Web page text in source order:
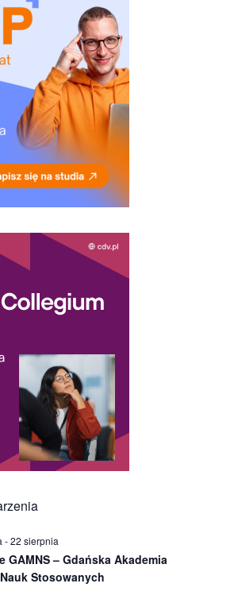
-22 sierpnia
GAMNS – Gdańska Akademia
Stosowanych